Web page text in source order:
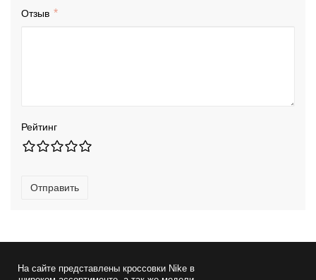
Отзыв
Рейтинг
Отправить
На сайте представлены кроссовки Nikeв